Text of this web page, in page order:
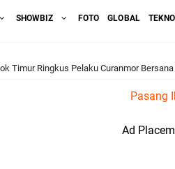
SHOWBIZ FOTO GLOBAL
keamanan Acara Selamatan Bendungan
Patroli di Wilayah Ampenan
Pasang
Ad